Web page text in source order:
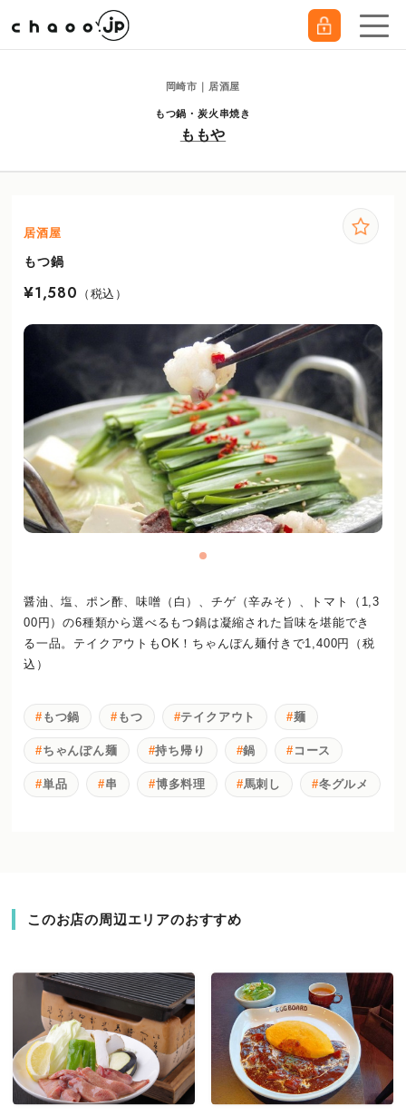
岡崎市｜居酒屋
もつ鍋・炭火串焼き
ももや
居酒屋
もつ鍋
¥1,580 （税込）
醤油、塩、ポン酢、味噌（白）、チゲ（辛みそ）、トマト（1,3
00円）の6種類から選べるもつ鍋は凝縮された旨味を堪能でき
る一品。テイクアウトもOK！ちゃんぽん麺付きで1,400円（税
込）
もつ鍋 もつ テイクアウト 麺
ちゃんぽん麺 持ち帰り 鍋 コース
単品 串 博多料理 馬刺し 冬グルメ
このお店の周辺エリアのおすすめ